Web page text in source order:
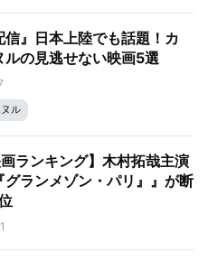
信』日本上陸でも話題！カ
ルの見逃せない映画5選
ル
画ランキング】木村拓哉主演
グランメゾン・パリ』』が断